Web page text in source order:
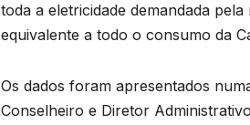
toda a eletricidade demandada
equivalente a todo o consumo da
Os dados foram apresentados
Conselheiro e Diretor